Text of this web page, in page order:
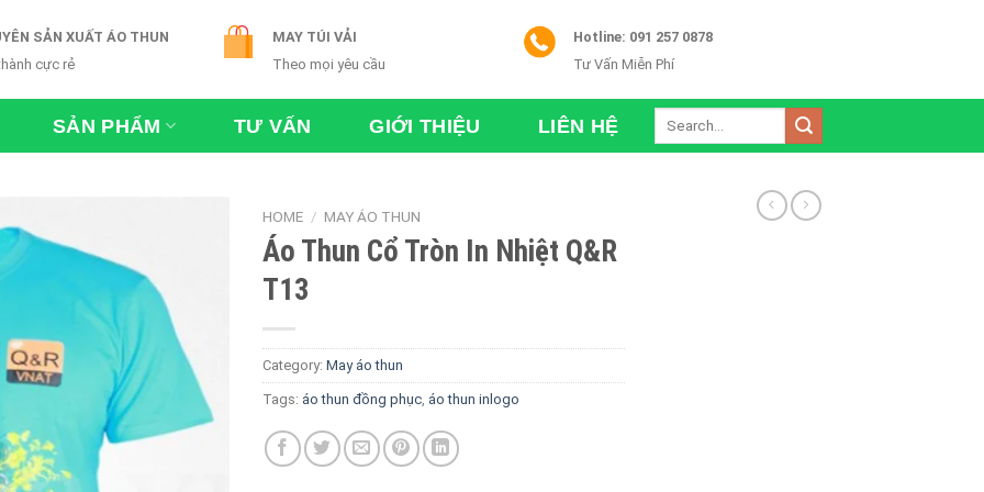
SẢN XUẤT ÁO THUN
cực rẻ
MAY TÚI VẢI
Theo mọi yêu cầu
Hotline: 091 257 0878
Tư Vấn Miễn Phí
SẢN PHẨM TƯ VẤN GIỚI THIỆU LIÊN HỆ
HOME / MAY ÁO THUN
Áo Thun Cổ Tròn In Nhiệt Q&R
T13
Category: May áo thun
Tags: áo thun đồng phục áo thun inlogo